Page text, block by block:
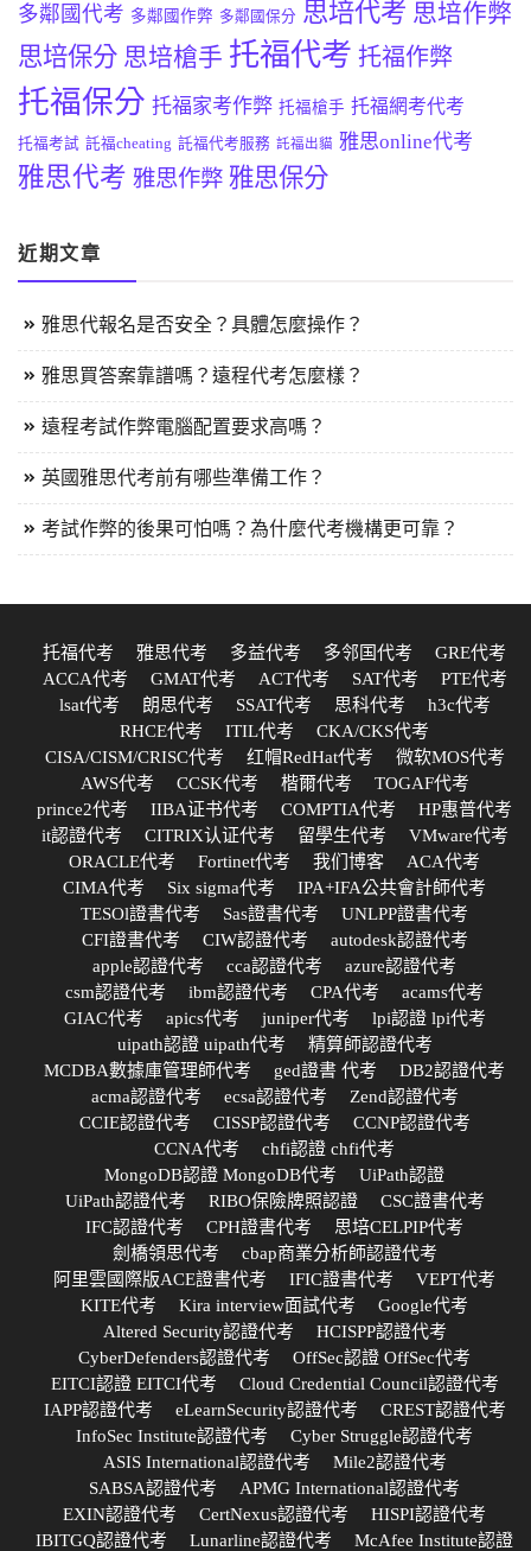
多鄰國代考 多鄰國作弊 多鄰國保分 思培代考 思培作弊
思培保分 思培槍手 托福代考 托福作弊
托福保分 托福家考作弊 托福槍手 托福網考代考
托福考試 託福cheating 託福代考服務 託福出貓 雅思online代考
雅思代考 雅思作弊 雅思保分
近期文章
雅思代報名是否安全？具體怎麼操作？
雅思買答案靠譜嗎？遠程代考怎麼樣？
遠程考試作弊電腦配置要求高嗎？
英國雅思代考前有哪些準備工作？
考試作弊的後果可怕嗎？為什麼代考機構更可靠？
托福代考 雅思代考 多益代考 多邻国代考
GRE代考
ACCA代考
GMAT代考 ACT代考 SAT代考
PTE代考
lsat代考
朗思代考 SSAT代考 思科代考
h3c代考
RHCE代考
ITIL代考
CKA/CKS代考
CISA/CISM/CRISC代考
红帽RedHat代考
微软MOS代考
AWS代考
CCSK代考 楷爾代考
TOGAF代考
prince2代考
IIBA证书代考 COMPTIA代考
HP惠普代考
it認證代考
CITRIX认证代考 留學生代考
VMware代考
ORACLE代考
Fortinet代考 我们博客
ACA代考
CIMA代考
Six sigma代考
IPA+IFA公共會計師代考
TESOl證書代考
Sas證書代考
UNLPP證書代考
CFI證書代考
CIW認證代考
autodesk認證代考
apple認證代考
cca認證代考
azure認證代考
csm認證代考
ibm認證代考 CPA代考
acams代考
GIAC代考
apics代考 juniper代考
lpi認證 lpi代考
uipath認證 uipath代考
精算師認證代考
MCDBA數據庫管理師代考
ged證書 代考
DB2認證代考
acma認證代考
ecsa認證代考
Zend認證代考
CCIE認證代考
CISSP認證代考
CCNP認證代考
CCNA代考
chfi認證 chfi代考
MongoDB認證 MongoDB代考
UiPath認證
UiPath認證代考
RIBO保險牌照認證
CSC證書代考
IFC認證代考
CPH證書代考
思培CELPIP代考
劍橋領思代考
cbap商業分析師認證代考
阿里雲國際版ACE證書代考
IFIC證書代考
VEPT代考
KITE代考
Kira interview面試代考
Google代考
Altered Security認證代考
HCISPP認證代考
CyberDefenders認證代考
OffSec認證 OffSec代考
EITCI認證 EITCI代考
Cloud Credential Council認證代考
IAPP認證代考
eLearnSecurity認證代考
CREST認證代考
InfoSec Institute認證代考
Cyber Struggle認證代考
ASIS International認證代考
Mile2認證代考
SABSA認證代考
APMG International認證代考
EXIN認證代考
CertNexus認證代考
HISPI認證代考
IBITGQ認證代考
Lunarline認證代考
McAfee Institute認證